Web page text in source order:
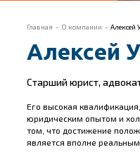
Главная О компании Алексей
Алексей
Старший юрист,
Его высокая
юридическим опытом и
том, что достижение
является вполне реальным.